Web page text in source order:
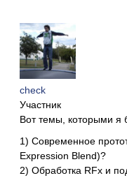
check
Участник
Вот темы, которыми я
1) Современное
Expression Blend)?
2) Обработка RFx и